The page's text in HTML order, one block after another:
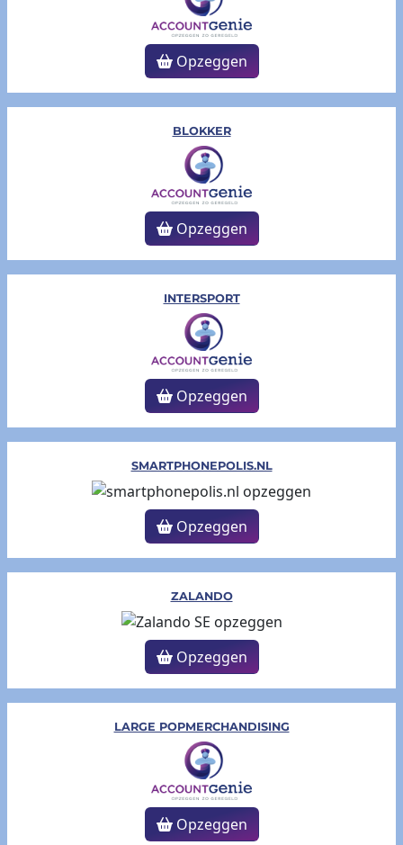
Opzeggen
BLOKKER
Opzeggen
INTERSPORT
Opzeggen
SMARTPHONEPOLIS.NL
Opzeggen
ZALANDO
Opzeggen
LARGE POPMERCHANDISING
Opzeggen